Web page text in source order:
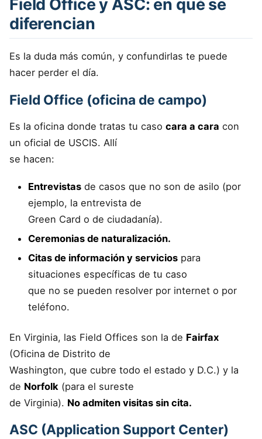
Field Office y ASC: en qué se
diferencian
Es la duda más común, y confundirlas te puede
hacer perder el día.
Field Office (oficina de campo)
Es la oficina donde tratas tu caso cara a cara con
un oficial de USCIS. Allí
se hacen:
Entrevistas de casos que no son de asilo (por
ejemplo, la entrevista de
Green Card o de ciudadanía).
Ceremonias de naturalización.
Citas de información y servicios para
situaciones específicas de tu caso
que no se pueden resolver por internet o por
teléfono.
En Virginia, las Field Offices son la de Fairfax
(Oficina de Distrito de
Washington, que cubre todo el estado y D.C.) y la
de Norfolk (para el sureste
de Virginia). No admiten visitas sin cita.
ASC (Application Support Center)